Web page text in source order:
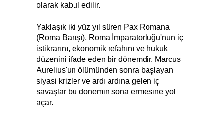
olarak kabul edilir.
Yaklaşık iki yüz yıl süren Pax Romana
(Roma Barışı), Roma İmparatorluğu'nun iç
istikrarını, ekonomik refahını ve hukuk
düzenini ifade eden bir dönemdir. Marcus
Aurelius'un ölümünden sonra başlayan
siyasi krizler ve ardı ardına gelen iç
savaşlar bu dönemin sona ermesine yol
açar.